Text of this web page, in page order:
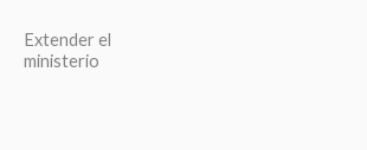
Extender el
ministerio